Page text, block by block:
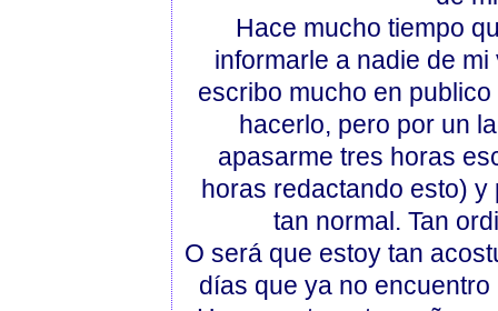
Hace mucho tiempo
informarle a nadie de
escribo mucho en
hacerlo, pero por un
apasarme tres horas
horas redactando esto) y
tan normal. Tan
O será que estoy tan
días que ya no